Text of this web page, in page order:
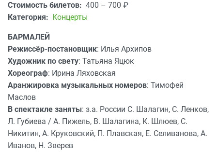
Стоимость билетов: 400 – 700 ₽
Категория:
Концерты
БАРМАЛЕЙ
Режиссёр-постановщик: Илья Архипов
Художник по свету: Татьяна Яцюк
Хореограф: Ирина Ляховская
Аранжировка музыкальных номеров: Тимофей
Маслов
В спектакле заняты: з.а. России С. Шалагин, С. Ленков,
Л. Губиева / А. Пижель, В. Шалагина, К. Шлюев, С.
Никитин, А. Круковский, П. Плавская, Е. Селиванова, А.
Иванов, Н. Зверев